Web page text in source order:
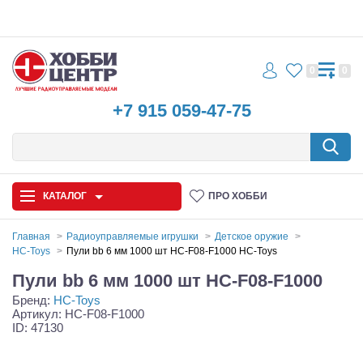
+7 915 059-47-75
0 0
КАТАЛОГ ПРО ХОББИ
Запчасти и аксессуары
Игрушки
Главная Радиоуправляемые игрушки
Детское оружие
HC-Toys
Пули bb 6 мм 1000 шт HC-F08-F1000 HC-Toys
Пули bb 6 мм 1000 шт HC-F08-F1000
Бренд: HC-Toys
Артикул: HC-F08-F1000
ID: 47130